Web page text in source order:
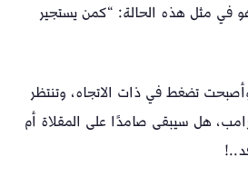
في مثل هذه الحالة: “كمن يستجير
تضغط في ذات الاتجاه، وتنتظر
هل سيبقى صامدًا على المقلاة أم